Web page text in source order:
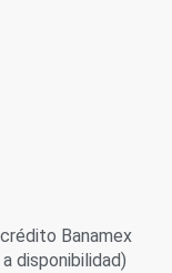
Banamex
disponibilidad)